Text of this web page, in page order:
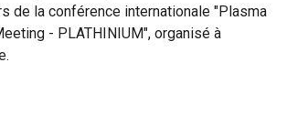
de la conférence internationale "Plasma
- PLATHINIUM", organisé à